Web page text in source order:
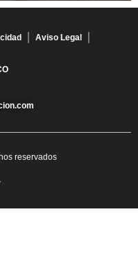
Aviso Legal
reservados